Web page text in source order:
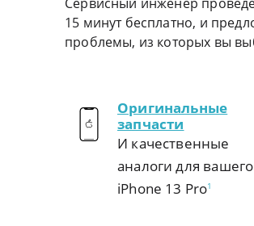
15 минут бесплатно, и
проблемы, из которых вы
Оригинальные
запчасти
И качественные
аналоги для вашего
iPhone 13 Pro1